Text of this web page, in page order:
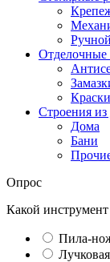
Отделочные
Строения из
Дома
Бани
Опрос
Какой инструмент
Пила-